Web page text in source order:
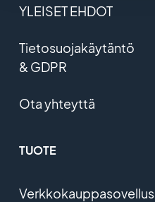
YLEISET EHDOT
Tietosuojakäytäntö
& GDPR
Ota yhteyttä
TUOTE
Verkkokauppasovellus